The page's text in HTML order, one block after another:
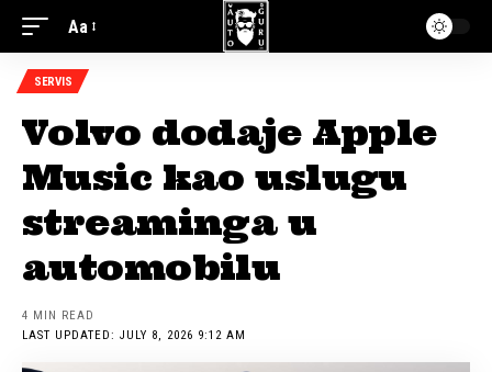
Aa
SERVIS
Volvo dodaje Apple
Music kao uslugu
streaminga u
automobilu
LAST UPDATED: JULY 8, 2026 9:12 AM
4 MIN READ